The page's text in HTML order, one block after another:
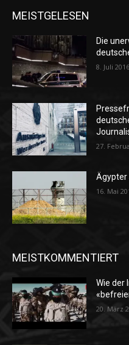
MEISTGELESEN
Die
8. Juli 2016
27.
Ägypter
16. Mai
MEISTKOMMENTIERT
Wie der
20. März